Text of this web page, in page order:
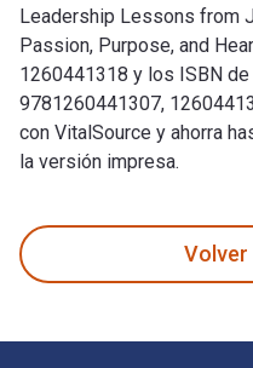
Leadership Lessons from
Passion, Purpose, and
1260441318 y los ISBN
9781260441307,
con VitalSource y ahorra
la versión impresa.
Volver